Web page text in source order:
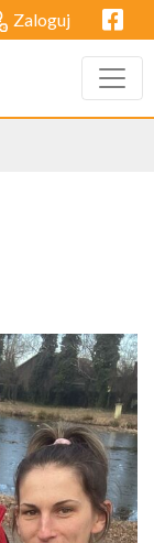
Zaloguj